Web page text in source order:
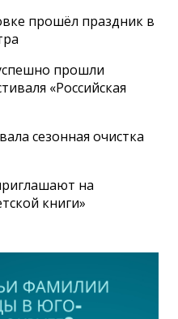
прошёл праздник в
прошли
«Российская
сезонная очистка
на
книги»